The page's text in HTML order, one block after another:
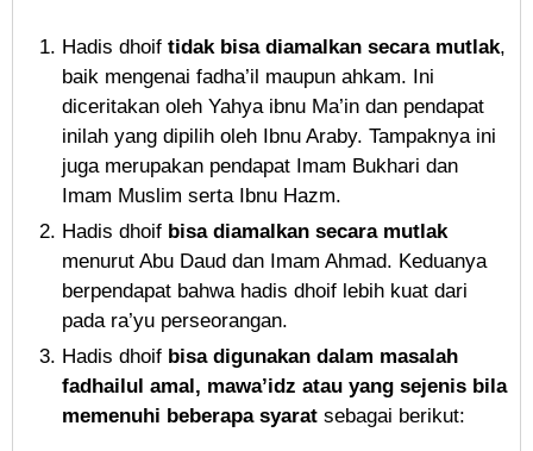
Hadis dhoif tidak bisa diamalkan secara mutlak,
baik mengenai fadha’il maupun ahkam. Ini
diceritakan oleh Yahya ibnu Ma’in dan pendapat
inilah yang dipilih oleh Ibnu Araby. Tampaknya ini
juga merupakan pendapat Imam Bukhari dan
Imam Muslim serta Ibnu Hazm.
Hadis dhoif bisa diamalkan secara mutlak
menurut Abu Daud dan Imam Ahmad. Keduanya
berpendapat bahwa hadis dhoif lebih kuat dari
pada ra’yu perseorangan.
Hadis dhoif bisa digunakan dalam masalah
fadhailul amal, mawa’idz atau yang sejenis bila
memenuhi beberapa syaratsebagai berikut: